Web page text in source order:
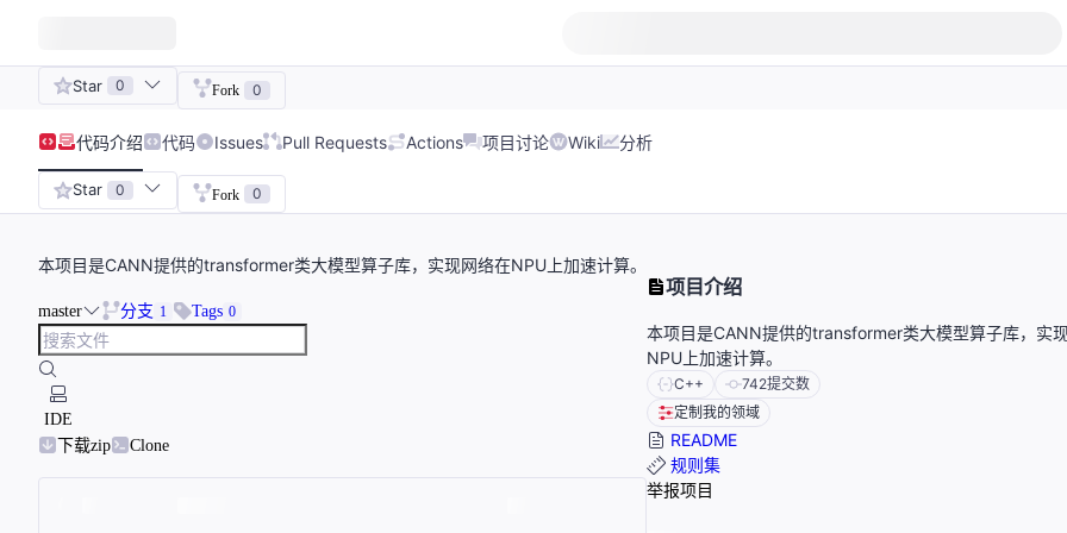
Star 0 Fork 0
代码介绍 代码 Issues Pull Requests Actions 项目讨论 Wiki 分析
Star 0 Fork 0
本项目是CANN提供的transformer类大模型算子库，实现网络在NPU上加速计算。
master 分支 1 Tags 0
IDE
下载zip
Clone
项目介绍
本项目是CANN提供的transformer类大模型算子库，实
NPU上加速计算。
C++ 742提交数
定制我的领域
README
规则集
举报项目